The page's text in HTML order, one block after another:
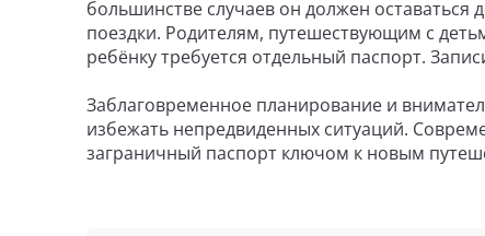
большинстве случаев он должен
поездки. Родителям, путешествующим с
ребёнку требуется отдельный паспорт.
Заблаговременное планирование и
избежать непредвиденных ситуаций.
заграничный паспорт ключом к новым